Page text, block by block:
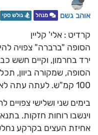
אוהב גשם מנהל 🏂 גולש סקי
קרדיט : אלי' קליין
הסופה "ברברה" צפויה
ירד בחרמון, וקיים חשש
הסופה, שמקורה ביוון,
100 קמ"ש. לעתה עתה לא צפוי שלג בירושלים.
בימים שני ושלישי
וינשבו רוחות חזקות.
אחיזת העצים בקרקע